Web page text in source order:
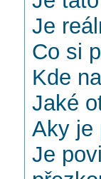
Je
Co si
Kde
Jaké
Aky je
Je